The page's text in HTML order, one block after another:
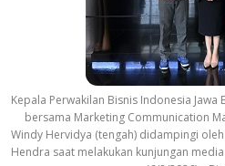
Kepala Perwakilan Bisnis Indonesia
bersama Marketing Communication
Windy Hervidya (tengah) didampingi
Hendra saat melakukan kunjungan